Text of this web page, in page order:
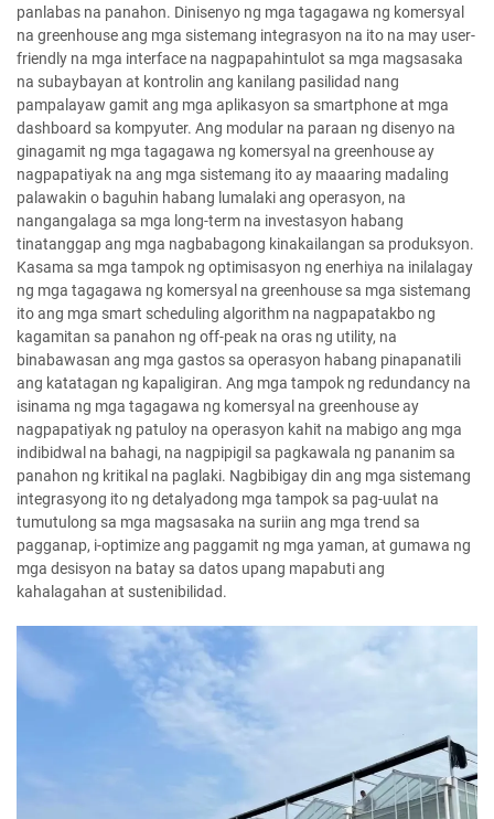
panlabas na panahon. Dinisenyo ng mga tagagawa ng komersyal
na greenhouse ang mga sistemang integrasyon na ito na may user-
friendly na mga interface na nagpapahintulot sa mga magsasaka
na subaybayan at kontrolin ang kanilang pasilidad nang
pampalayaw gamit ang mga aplikasyon sa smartphone at mga
dashboard sa kompyuter. Ang modular na paraan ng disenyo na
ginagamit ng mga tagagawa ng komersyal na greenhouse ay
nagpapatiyak na ang mga sistemang ito ay maaaring madaling
palawakin o baguhin habang lumalaki ang operasyon, na
nangangalaga sa mga long-term na investasyon habang
tinatanggap ang mga nagbabagong kinakailangan sa produksyon.
Kasama sa mga tampok ng optimisasyon ng enerhiya na inilalagay
ng mga tagagawa ng komersyal na greenhouse sa mga sistemang
ito ang mga smart scheduling algorithm na nagpapatakbo ng
kagamitan sa panahon ng off-peak na oras ng utility, na
binabawasan ang mga gastos sa operasyon habang pinapanatili
ang katatagan ng kapaligiran. Ang mga tampok ng redundancy na
isinama ng mga tagagawa ng komersyal na greenhouse ay
nagpapatiyak ng patuloy na operasyon kahit na mabigo ang mga
indibidwal na bahagi, na nagpipigil sa pagkawala ng pananim sa
panahon ng kritikal na paglaki. Nagbibigay din ang mga sistemang
integrasyong ito ng detalyadong mga tampok sa pag-uulat na
tumutulong sa mga magsasaka na suriin ang mga trend sa
pagganap, i-optimize ang paggamit ng mga yaman, at gumawa ng
mga desisyon na batay sa datos upang mapabuti ang
kahalagahan at sustenibilidad.